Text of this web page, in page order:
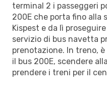
terminal 2 i passeggeri
200E che porta fino alla
Kispest e da lì
servizio di bus navetta
prenotazione. In treno,
il bus 200E, scendere
prendere i treni per il